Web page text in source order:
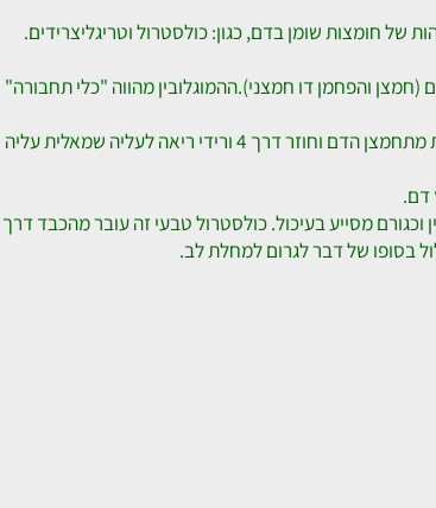
הוא למנוע קרישת דם. דחייה חשמלית, שומרת על
חומצות שומן בדם, כגון: כולסטרול וטריגליצרידים.
והפחמן דו חמצני).ההמוגלובין מהווה "כלי תחבורה"
דם ורידי בגופנו מגיע בשני הורידים החלולים לעליה ימנית. העלייה הימנית מזרמה דם לחדר הימני. החדר הימני מזרים מזרם דם לעורק הריאה. בריאות מתחמצן הדם וחוזר דרך 4 ורידי ריאה לעליה שמאלית עליה
מסייע בעיכול. כולסטרול טבעי זה עובר מהכבד דרך
של דבר לגרום למחלת לב.